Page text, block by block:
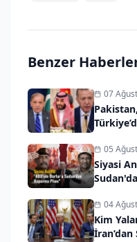
Benzer
07
05
Siyasi
04
Kim